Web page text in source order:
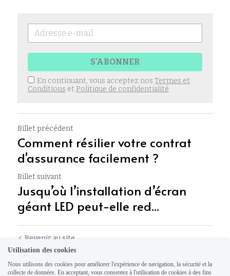
S'ABONNER
En continuant, vous acceptez nos Termes et
Conditions et Politique de confidentialité
Billet précédent
Comment résilier votre contrat
d'assurance facilement ?
Billet suivant
Jusqu’où l’installation d’écran
géant LED peut-elle red...
Revenir au site
Utilisation des cookies
Nous utilisons des cookies pour améliorer l'expérience de navigation, la sécurité et la
collecte de données. En acceptant, vous consentez à l'utilisation de cookies à des fins